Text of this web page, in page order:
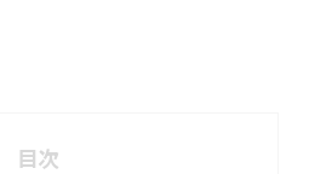
目次